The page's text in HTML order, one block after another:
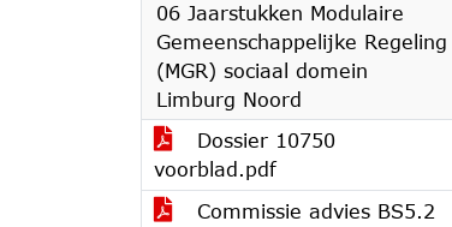
06 Jaarstukken Modulaire
Gemeenschappelijke Regeling
(MGR) sociaal domein
Limburg Noord
Dossier 10750
voorblad.pdf
Commissie advies BS5.2